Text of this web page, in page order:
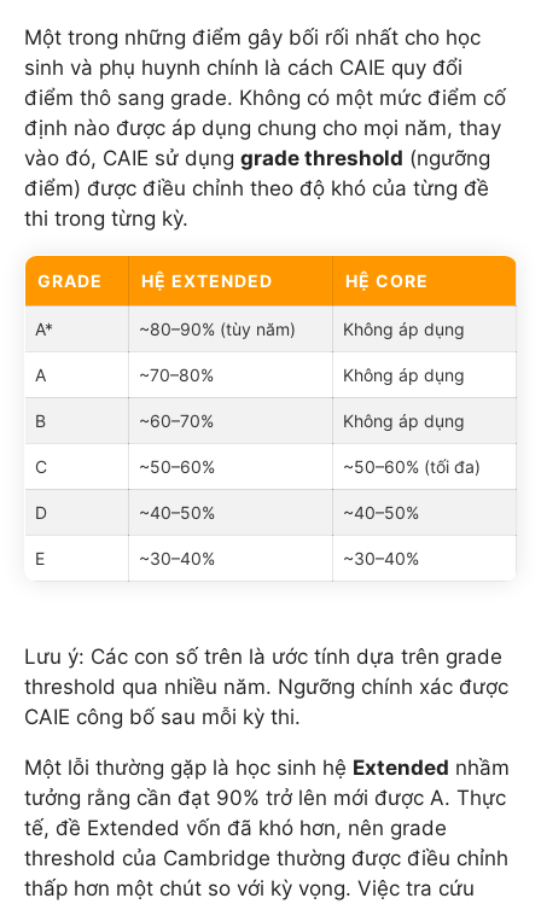
Một trong những điểm gây bối rối nhất cho học
sinh và phụ huynh chính là cách CAIE quy đổi
điểm thô sang grade. Không có một mức điểm cố
định nào được áp dụng chung cho mọi năm, thay
vào đó, CAIE sử dụng grade threshold (ngưỡng
điểm) được điều chỉnh theo độ khó của từng đề
thi trong từng kỳ.
GRADE HỆ EXTENDED HỆ CORE
A* ~80–90% (tùy năm) Không áp dụng
A ~70–80% Không áp dụng
B ~60–70% Không áp dụng
C ~50–60% ~50–60% (tối đa)
D ~40–50% ~40–50%
E ~30–40% ~30–40%
Lưu ý: Các con số trên là ước tính dựa trên grade
threshold qua nhiều năm. Ngưỡng chính xác được
CAIE công bố sau mỗi kỳ thi.
Một lỗi thường gặp là học sinh hệ Extended nhầm
tưởng rằng cần đạt 90% trở lên mới được A. Thực
tế, đề Extended vốn đã khó hơn, nên grade
threshold của Cambridge thường được điều chỉnh
thấp hơn một chút so với kỳ vọng. Việc tra cứu